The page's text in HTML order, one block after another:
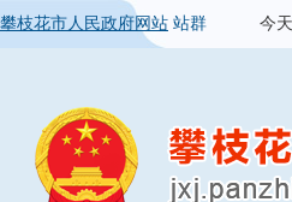
攀枝花市人民政府网站 站群 今